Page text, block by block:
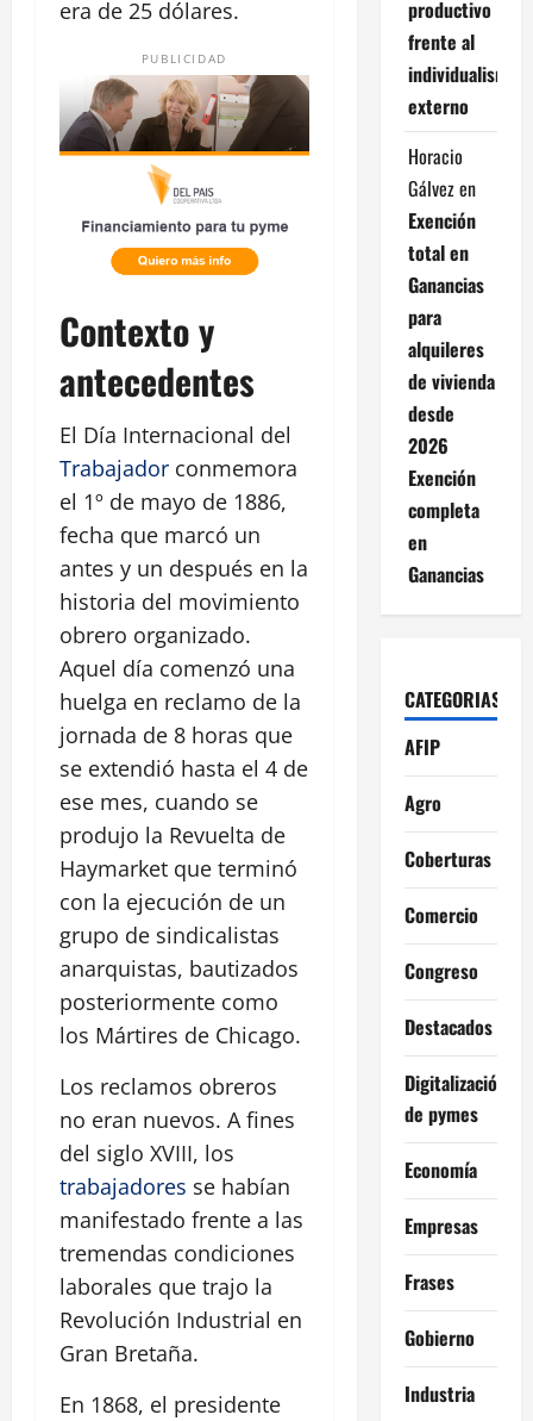
era de 25 dólares.
PUBLICIDAD
Contexto y
antecedentes
El Día Internacional del
Trabajador conmemora
el 1º de mayo de 1886,
fecha que marcó un
antes y un después en la
historia del movimiento
obrero organizado.
Aquel día comenzó una
huelga en reclamo de la
jornada de 8 horas que
se extendió hasta el 4 de
ese mes, cuando se
produjo la Revuelta de
Haymarket que terminó
con la ejecución de un
grupo de sindicalistas
anarquistas, bautizados
posteriormente como
los Mártires de Chicago.
Los reclamos obreros
no eran nuevos. A fines
del siglo XVIII, los
trabajadores se habían
manifestado frente a las
tremendas condiciones
laborales que trajo la
Revolución Industrial en
Gran Bretaña.
En 1868, el presidente
productivo
frente al
individualismo
externo
Horacio
Gálvezen
Exención
total en
Ganancias
para
alquileres
de vivienda
desde
2026
Exención
completa
en
Ganancias
CATEGORIAS
AFIP
Agro
Coberturas
Comercio
Congreso
Destacados
Digitalización
de pymes
Economía
Empresas
Frases
Gobierno
Industria